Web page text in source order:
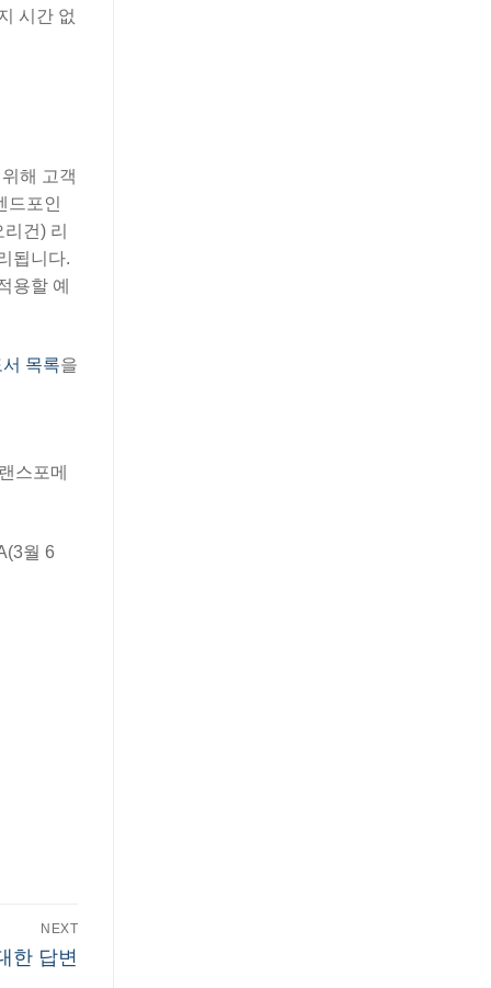
시간 없
해 고객
포인
건) 리
됩니다.
용할 예
목록을
스포메
월 6
NEXT
한 답변